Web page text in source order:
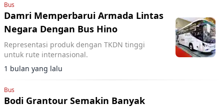
Bus
Damri Memperbarui Armada Lintas
Negara Dengan Bus Hino
Representasi produk dengan TKDN tinggi
untuk rute internasional.
1 bulan yang lalu
Bus
Bodi Grantour Semakin Banyak